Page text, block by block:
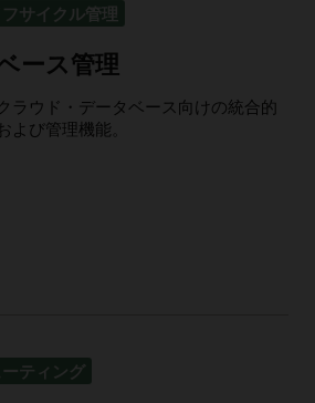
サイクル管理
ース管理
ラウド・データベース向けの統合的
よび管理機能。
ティング